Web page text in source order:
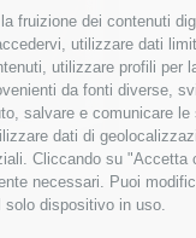
dei contenuti
utilizzare dati
utilizzare profili
da fonti diverse,
salvare e comunicare
dati di
Cliccando su
necessari. Puoi
solo dispositivo in uso.